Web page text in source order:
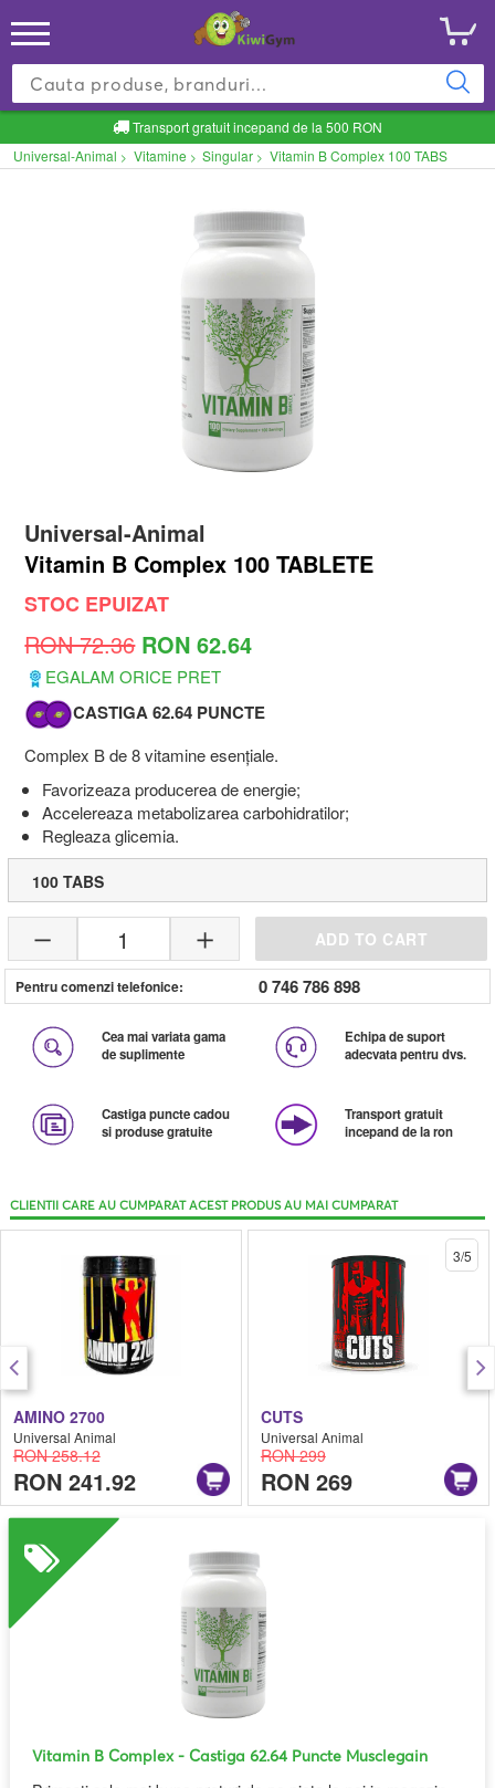
Transport gratuit incepand de la 500 RON
Universal-Animal > Vitamine > Singular > Vitamin B Complex 100 TABS
Universal-Animal
Vitamin B Complex 100 TABLETE
STOC EPUIZAT
RON 72.36 RON 62.64
EGALAM ORICE PRET
CASTIGA 62.64 PUNCTE
Complex B de 8 vitamine esențiale.
Favorizeaza producerea de energie;
Accelereaza metabolizarea carbohidratilor;
Regleaza glicemia.
100 TABS
1 ADD TO CART
Pentru comenzi telefonice: 0 746 786 898
Cea mai variata gama
de suplimente
Echipa de suport
adecvata pentru dvs.
Castiga puncte cadou
si produse gratuite
Transport gratuit
incepand de la ron
CLIENTII CARE AU CUMPARAT ACEST PRODUS AU MAI CUMPARAT
AMINO 2700
Universal Animal
RON 258.12
RON 241.92
CUTS
Universal Animal
RON 299
RON 269
3/5
Vitamin B Complex- Castiga 62.64 Puncte Musclegain